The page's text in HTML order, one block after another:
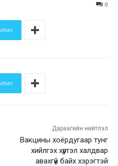
0
Дараагийн нийтлэл
Вакцины хоёрдугаар тунг
хийлгэх хүртэл халдвар
авахгүй байх хэрэгтэй